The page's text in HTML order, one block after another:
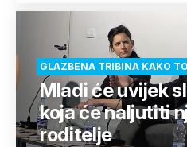
GLAZBENA TRIBINA KAKO
Mladi će uvijek
koja će naljutiti
roditelje